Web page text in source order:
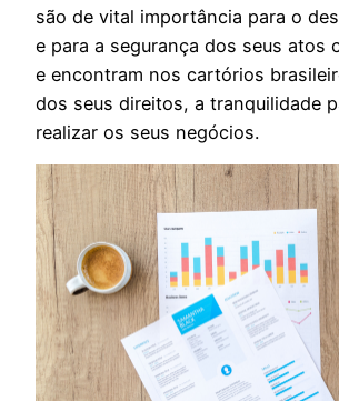
são de vital importância para o
e para a segurança dos seus atos
e encontram nos cartórios
dos seus direitos, a tranquilidade
realizar os seus negócios.